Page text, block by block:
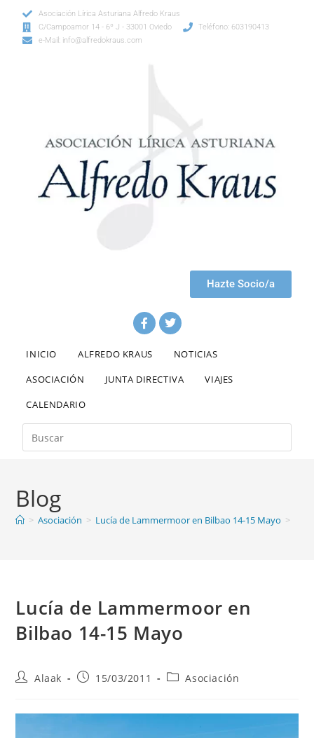
Asociación Lírica Asturiana Alfredo Kraus
C/Campoamor 14 - 6º J - 33001 Oviedo
Teléfono: 603190413
e-Mail: info@alfredokraus.com
Hazte Socio/a
INICIO ALFREDO KRAUS
NOTICIAS
ASOCIACIÓN
JUNTA DIRECTIVA
VIAJES
CALENDARIO
Blog
> Asociación > Lucía de Lammermoor en Bilbao 14-15 Mayo >
Lucía de Lammermoor en
Bilbao 14-15 Mayo
Alaak 15/03/2011 Asociación